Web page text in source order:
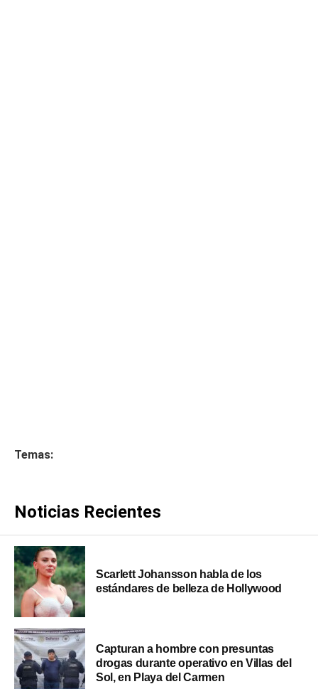
Temas:
Noticias Recientes
Scarlett Johansson habla de los
estándares de belleza de Hollywood
Capturan a hombre con presuntas
drogas durante operativo en Villas del
Sol, en Playa del Carmen